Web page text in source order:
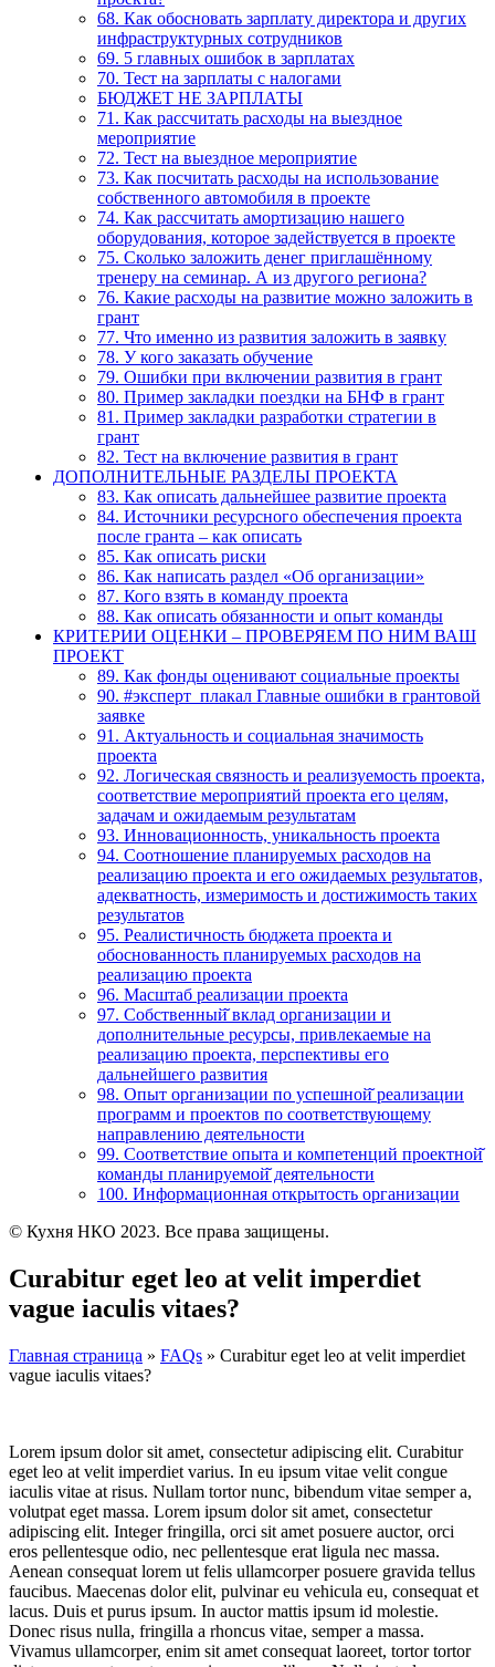
68. Как обосновать зарплату директора и других
инфраструктурных сотрудников
69. 5 главных ошибок в зарплатах
70. Тест на зарплаты с налогами
БЮДЖЕТ НЕ ЗАРПЛАТЫ
71. Как рассчитать расходы на выездное
мероприятие
72. Тест на выездное мероприятие
73. Как посчитать расходы на использование
собственного автомобиля в проекте
74. Как рассчитать амортизацию нашего
оборудования, которое задействуется в проекте
75. Сколько заложить денег приглашённому
тренеру на семинар. А из другого региона?
76. Какие расходы на развитие можно заложить в
грант
77. Что именно из развития заложить в заявку
78. У кого заказать обучение
79. Ошибки при включении развития в грант
80. Пример закладки поездки на БНФ в грант
81. Пример закладки разработки стратегии в
грант
82. Тест на включение развития в грант
ДОПОЛНИТЕЛЬНЫЕ РАЗДЕЛЫ ПРОЕКТА
83. Как описать дальнейшее развитие проекта
84. Источники ресурсного обеспечения проекта
после гранта – как описать
85. Как описать риски
86. Как написать раздел «Об организации»
87. Кого взять в команду проекта
88. Как описать обязанности и опыт команды
КРИТЕРИИ ОЦЕНКИ – ПРОВЕРЯЕМ ПО НИМ ВАШ
ПРОЕКТ
89. Как фонды оценивают социальные проекты
90. #эксперт_плакал Главные ошибки в грантовой
заявке
91. Актуальность и социальная значимость
проекта
92. Логическая связность и реализуемость проекта,
соответствие мероприятий проекта его целям,
задачам и ожидаемым результатам
93. Инновационность, уникальность проекта
94. Соотношение планируемых расходов на
реализацию проекта и его ожидаемых результатов,
адекватность, измеримость и достижимость таких
результатов
95. Реалистичность бюджета проекта и
обоснованность планируемых расходов на
реализацию проекта
96. Масштаб реализации проекта
97. Собственный̆ вклад организации и
дополнительные ресурсы, привлекаемые на
реализацию проекта, перспективы его
дальнейшего развития
98. Опыт организации по успешной̆ реализации
программ и проектов по соответствующему
направлению деятельности
99. Соответствие опыта и компетенций проектной̆
команды планируемой̆ деятельности
100. Информационная открытость организации
© Кухня НКО 2023. Все права защищены.
Curabitur eget leo at velit imperdiet
vague iaculis vitaes?
Главная страница » FAQs » Curabitur eget leo at velit imperdiet
vague iaculis vitaes?
Lorem ipsum dolor sit amet, consectetur adipiscing elit. Curabitur
eget leo at velit imperdiet varius. In eu ipsum vitae velit congue
iaculis vitae at risus. Nullam tortor nunc, bibendum vitae semper a,
volutpat eget massa. Lorem ipsum dolor sit amet, consectetur
adipiscing elit. Integer fringilla, orci sit amet posuere auctor, orci
eros pellentesque odio, nec pellentesque erat ligula nec massa.
Aenean consequat lorem ut felis ullamcorper posuere gravida tellus
faucibus. Maecenas dolor elit, pulvinar eu vehicula eu, consequat et
lacus. Duis et purus ipsum. In auctor mattis ipsum id molestie.
Donec risus nulla, fringilla a rhoncus vitae, semper a massa.
Vivamus ullamcorper, enim sit amet consequat laoreet, tortor tortor